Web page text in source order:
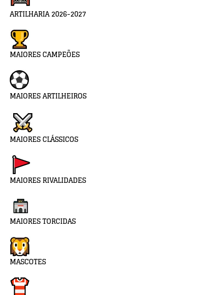
ARTILHARIA 2026-2027
MAIORES CAMPEÕES
MAIORES ARTILHEIROS
MAIORES CLÁSSICOS
MAIORES RIVALIDADES
MAIORES TORCIDAS
MASCOTES